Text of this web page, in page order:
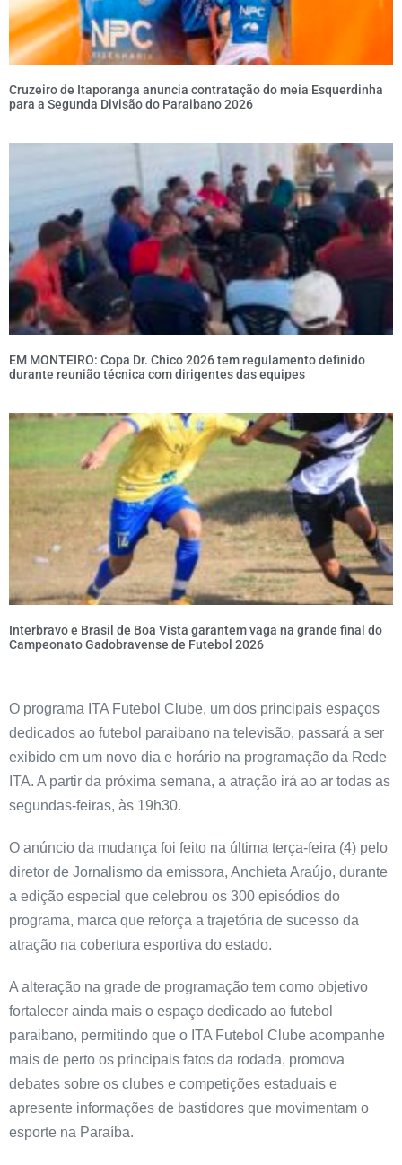
Cruzeiro de Itaporanga anuncia contratação do meia Esquerdinha
para a Segunda Divisão do Paraibano 2026
EM MONTEIRO: Copa Dr. Chico 2026 tem regulamento definido
durante reunião técnica com dirigentes das equipes
Interbravo e Brasil de Boa Vista garantem vaga na grande final do
Campeonato Gadobravense de Futebol 2026
O programa ITA Futebol Clube, um dos principais espaços
dedicados ao futebol paraibano na televisão, passará a ser
exibido em um novo dia e horário na programação da Rede
ITA. A partir da próxima semana, a atração irá ao ar todas as
segundas-feiras, às 19h30.
O anúncio da mudança foi feito na última terça-feira (4) pelo
diretor de Jornalismo da emissora, Anchieta Araújo, durante
a edição especial que celebrou os 300 episódios do
programa, marca que reforça a trajetória de sucesso da
atração na cobertura esportiva do estado.
A alteração na grade de programação tem como objetivo
fortalecer ainda mais o espaço dedicado ao futebol
paraibano, permitindo que o ITA Futebol Clube acompanhe
mais de perto os principais fatos da rodada, promova
debates sobre os clubes e competições estaduais e
apresente informações de bastidores que movimentam o
esporte na Paraíba.